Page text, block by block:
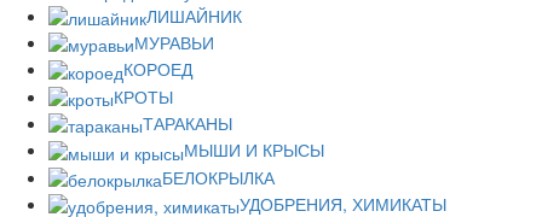
ЛИШАЙНИК
МУРАВЬИ
КОРОЕД
КРОТЫ
ТАРАКАНЫ
МЫШИ И КРЫСЫ
БЕЛОКРЫЛКА
УДОБРЕНИЯ, ХИМИКАТЫ